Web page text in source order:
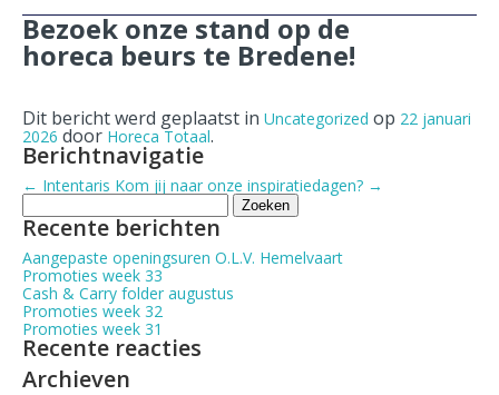
Bezoek onze stand op de
horeca beurs te Bredene!
Dit bericht werd geplaatst in Uncategorized op 22 januari
2026 door Horeca Totaal.
Berichtnavigatie
← Intentaris Kom jij naar onze inspiratiedagen? →
Zoeken
naar:
Recente berichten
Aangepaste openingsuren O.L.V. Hemelvaart
Promoties week 33
Cash & Carry folder augustus
Promoties week 32
Promoties week 31
Recente reacties
Archieven